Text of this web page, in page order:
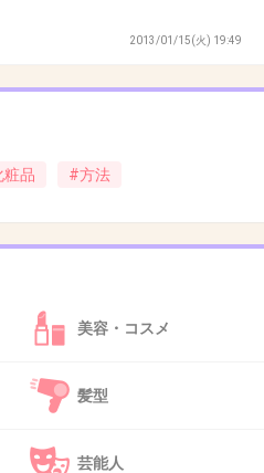
られるしたれ目がちで優し
なパッケージのは安い
ます。
2013/01/15(火) 19:49
粧品 #方法
美容・コスメ
髪型
芸能人